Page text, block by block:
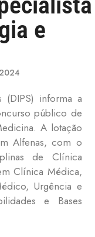
e
(DIPS) informa a
público de
A lotação
Alfenas, com o
de Clínica
Clínica Médica,
Urgência e
e Bases